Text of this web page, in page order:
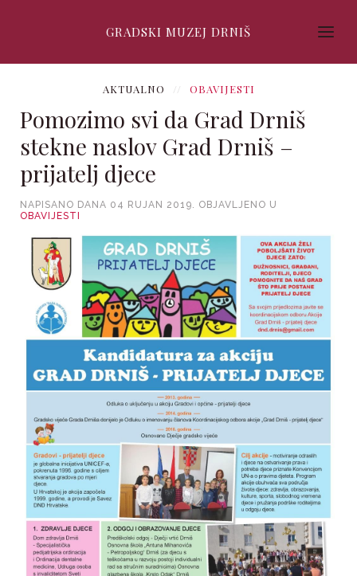
GRADSKI MUZEJ DRNIŠ
AKTUALNO OBAVIJESTI
Pomozimo svi da Grad Drniš
stekne naslov Grad Drniš –
prijatelj djece
NAPISANO DANA 04 RUJAN 2019. OBJAVLJENO U
OBAVIJESTI